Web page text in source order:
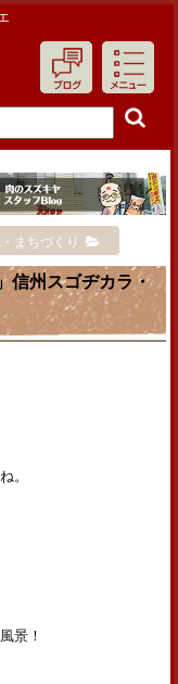
まちづくり
信州スゴヂカラ・
。
景！